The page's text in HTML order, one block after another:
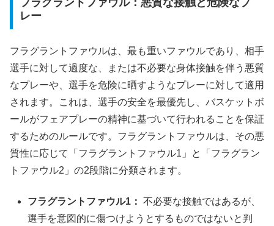
レー
フラグラントファウルは、最も重いファウルであり、相手
選手に対して過度な、または不必要な身体接触を伴う悪質
なプレーや、選手を危険に晒すようなプレーに対して適用
されます。これは、選手の安全を最優先し、バスケットボ
ールがフェアプレーの精神に基づいて行われることを保証
するためのルールです。フラグラントファウルは、その悪
質性に応じて「フラグラントファウル1」と「フラグラン
トファウル2」の2段階に分類されます。
フラグラントファウル1： 不必要な接触ではあるが、
選手を意図的に傷つけようとするものではないと判